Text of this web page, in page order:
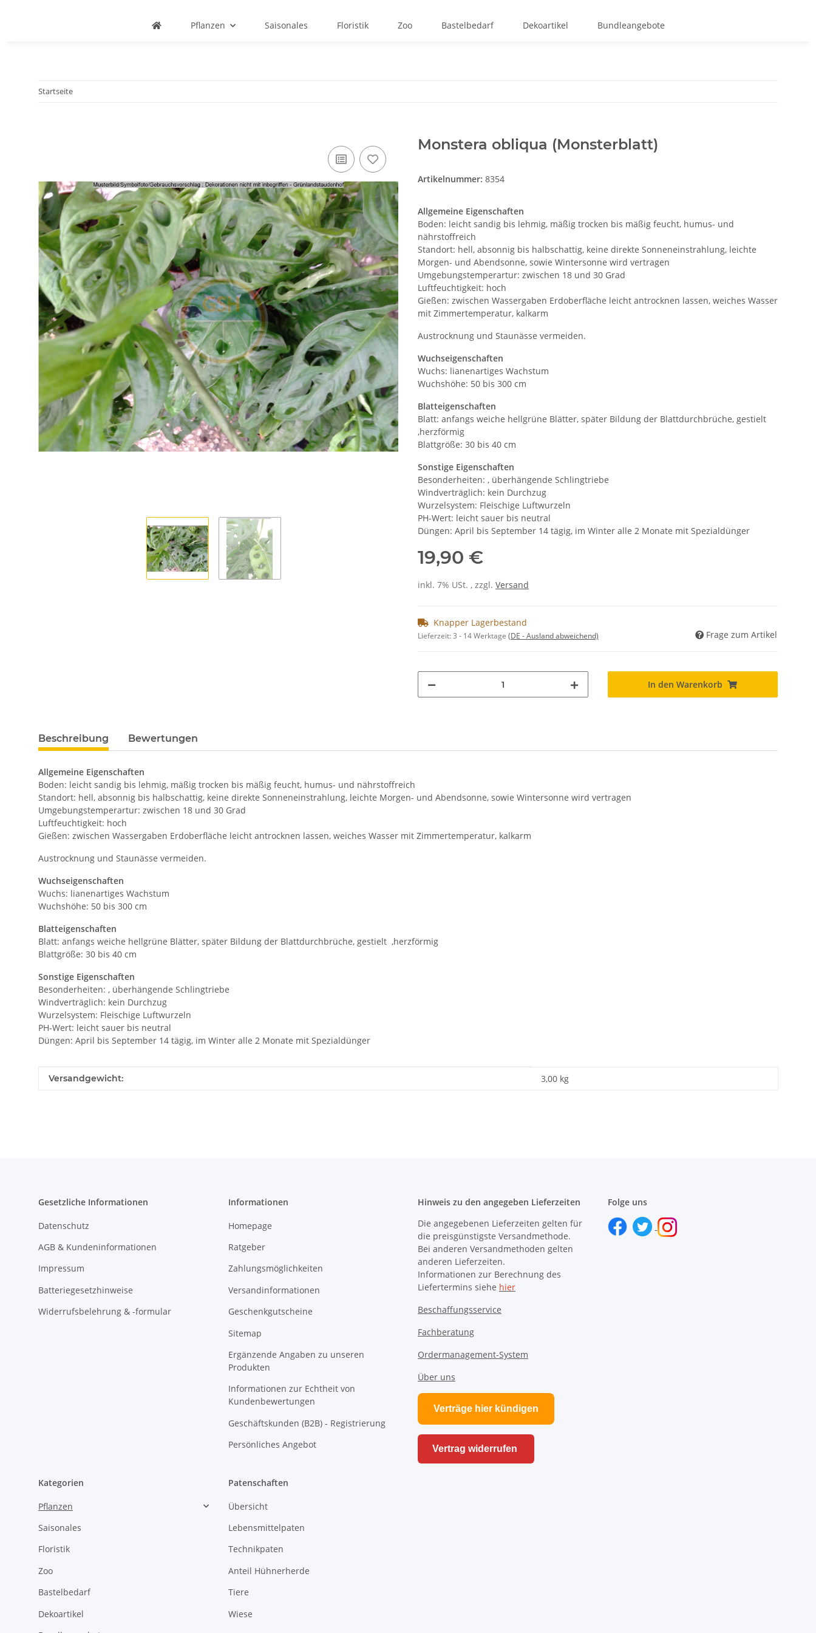
Pflanzen Saisonales Floristik Zoo Bastelbedarf Dekoartikel Bundleangebote
Startseite
Monstera obliqua (Monsterblatt)
Artikelnummer: 8354
Allgemeine Eigenschaften
Boden: leicht sandig bis lehmig, mäßig trocken bis mäßig feucht, humus- und
nährstoffreich
Standort: hell, absonnig bis halbschattig, keine direkte Sonneneinstrahlung, leichte
Morgen- und Abendsonne, sowie Wintersonne wird vertragen
Umgebungstemperartur: zwischen 18 und 30 Grad
Luftfeuchtigkeit: hoch
Gießen: zwischen Wassergaben Erdoberfläche leicht antrocknen lassen, weiches Wasser
mit Zimmertemperatur, kalkarm
Austrocknung und Staunässe vermeiden.
Wuchseigenschaften
Wuchs: lianenartiges Wachstum
Wuchshöhe: 50 bis 300 cm
Blatteigenschaften
Blatt: anfangs weiche hellgrüne Blätter, später Bildung der Blattdurchbrüche, gestielt
,herzförmig
Blattgröße: 30 bis 40 cm
Sonstige Eigenschaften
Besonderheiten: , überhängende Schlingtriebe
Windverträglich: kein Durchzug
Wurzelsystem: Fleischige Luftwurzeln
PH-Wert: leicht sauer bis neutral
Düngen: April bis September 14 tägig, im Winter alle 2 Monate mit Spezialdünger
19,90 €
inkl. 7% USt. , zzgl. Versand
Knapper Lagerbestand
Lieferzeit:3 - 14 Werktage (DE - Ausland abweichend) Frage zum Artikel
In den Warenkorb
Beschreibung Bewertungen
Allgemeine Eigenschaften
Boden: leicht sandig bis lehmig, mäßig trocken bis mäßig feucht, humus- und nährstoffreich
Standort: hell, absonnig bis halbschattig, keine direkte Sonneneinstrahlung, leichte Morgen- und Abendsonne, sowie Wintersonne wird vertragen
Umgebungstemperartur: zwischen 18 und 30 Grad
Luftfeuchtigkeit: hoch
Gießen: zwischen Wassergaben Erdoberfläche leicht antrocknen lassen, weiches Wasser mit Zimmertemperatur, kalkarm
Austrocknung und Staunässe vermeiden.
Wuchseigenschaften
Wuchs: lianenartiges Wachstum
Wuchshöhe: 50 bis 300 cm
Blatteigenschaften
Blatt: anfangs weiche hellgrüne Blätter, später Bildung der Blattdurchbrüche, gestielt ,herzförmig
Blattgröße: 30 bis 40 cm
Sonstige Eigenschaften
Besonderheiten: , überhängende Schlingtriebe
Windverträglich: kein Durchzug
Wurzelsystem: Fleischige Luftwurzeln
PH-Wert: leicht sauer bis neutral
Düngen: April bis September 14 tägig, im Winter alle 2 Monate mit Spezialdünger
Produkteigenschaft
Wert
Versandgewicht: 3,00 kg
Gesetzliche Informationen
Datenschutz
AGB & Kundeninformationen
Impressum
Batteriegesetzhinweise
Widerrufsbelehrung & -formular
Informationen
Homepage
Ratgeber
Zahlungsmöglichkeiten
Versandinformationen
Geschenkgutscheine
Sitemap
Ergänzende Angaben zu unseren
Produkten
Informationen zur Echtheit von
Kundenbewertungen
Geschäftskunden (B2B) - Registrierung
Persönliches Angebot
Hinweis zu den angegeben Lieferzeiten
Die angegebenen Lieferzeiten gelten für
die preisgünstigste Versandmethode.
Bei anderen Versandmethoden gelten
anderen Lieferzeiten.
Informationen zur Berechnung des
Liefertermins siehe hier
Beschaffungsservice
Fachberatung
Ordermanagement-System
Über uns
Verträge hier kündigen
Vertrag widerrufen
Folge uns
Kategorien
Pflanzen
Saisonales
Floristik
Zoo
Bastelbedarf
Dekoartikel
Patenschaften
Übersicht
Lebensmittelpaten
Technikpaten
Anteil Hühnerherde
Tiere
Wiese